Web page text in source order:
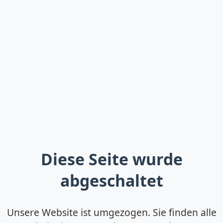
Diese Seite wurde
abgeschaltet
Unsere Website ist umgezogen. Sie finden alle